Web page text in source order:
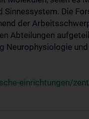
Die
der
Abteilungen
Neurophysiologie
einrichtungen/